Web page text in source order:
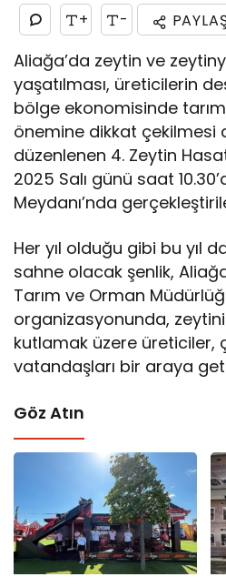
+ -
Aliağa’da zeytin ve
yaşatılması, üreticilerin
bölge ekonomisinde
önemine dikkat çekilmesi
düzenlenen 4. Zeytin
2025 Salı günü saat
Meydanı’nda
Her yıl olduğu gibi bu yıl
sahne olacak şenlik,
Tarım ve Orman
organizasyonunda,
kutlamak üzere üreticiler,
vatandaşları bir araya
Göz Atın